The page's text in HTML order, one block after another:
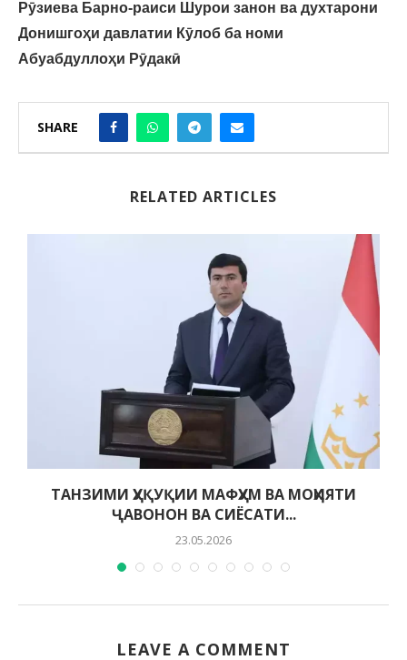
Рӯзиева Барно-раиси Шурои занон ва духтарони
Донишгоҳи давлатии Кӯлоб ба номи
Абуабдуллоҳи Рӯдакӣ
SHARE
RELATED ARTICLES
ТАНЗИМИ ҲУҚУҚИИ МАФҲУМ ВА МОҲИЯТИ
ҶАВОНОН ВА СИЁСАТИ...
23.05.2026
LEAVE A COMMENT